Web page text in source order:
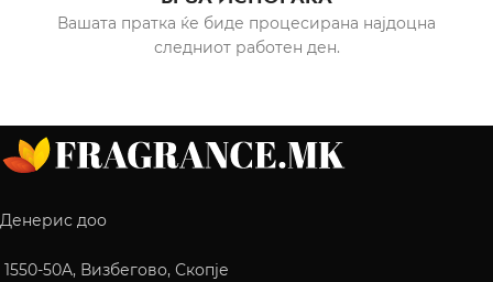
Вашата пратка ќе биде процесирана најдоцна
следниот работен ден.
Денерис доо
1550-50A, Визбегово, Скопје